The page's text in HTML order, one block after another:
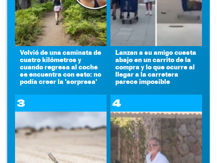
Volvió de una caminata de
cuatro kilómetros y
cuando regresa al coche
se encuentra con esto: no
podía creer la 'sorpresa'
Lanzan a su amigo cuesta
abajo en un carrito de la
compra y lo que ocurre al
llegar a la carretera
parece imposible
3 4